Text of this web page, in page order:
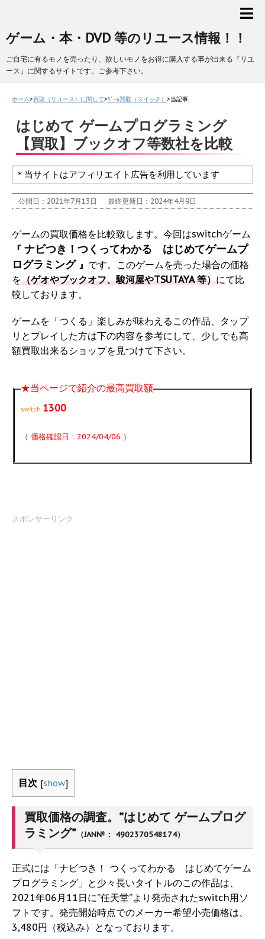
ゲーム・本・DVD 等のリユース情報！！
ご自宅に有るモノを売ったり、欲しいモノをお得に購入する事が出来る『リユ
ース』に関するサイトです。ご参考下さい。
ホーム>買取（リユース）に関して>ｹﾞｰﾑ買取（スイッチ） >当記事
はじめて ゲームプログラミング
【買取】ブックオフ等数社を比較
＊当サイトはアフィリエイト広告を利用しています
公開日：2021年7月13日 最終更新日：2024年4月9日
ゲームの買取価格を比較致します。今回はswitchゲーム
『 ナビつき！つくってわかる はじめてゲームプ
ログラミング 』 です。このゲームを売った場合の価格
を（ゲオやブックオフ、駿河屋やTSUTAYA 等）にて比
較しております。
ゲームを「つくる」楽しみが味わえるこの作品、タップ
リとプレイした方は下の内容を参考にして、少しでも高
額買取出来るショップを見つけて下さい。
★当ページで紹介の最高買取額
switch 1300
（ 価格確認日：2024/04/06 ）
スポンサーリンク
目次 [show]
買取価格の調査。”はじめて ゲームプログ
ラミング” （JAN№： 4902370548174）
正式には「ナビつき！ つくってわかる はじめてゲーム
プログラミング」と少々長いタイトルのこの作品は、
2021年06月11日に”任天堂”より発売されたswitch用ソ
フトです。発売開始時点でのメーカー希望小売価格は、
3,480円（税込み）となっております。